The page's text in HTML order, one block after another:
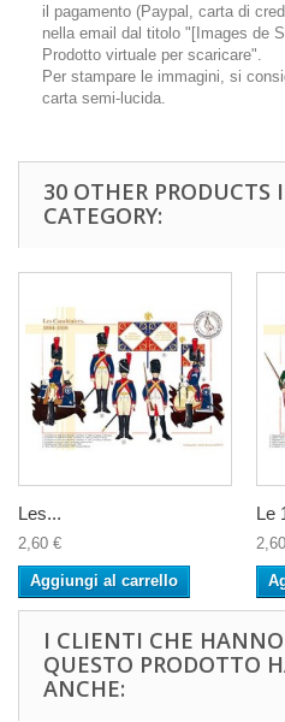
il pagamento (Paypal, carta di
nella email dal titolo "[Images de
Prodotto virtuale per scaricare".
Per stampare le immagini, si
carta semi-lucida.
30 OTHER PRODUCTS
CATEGORY:
Les...
2,60 €
Aggiungi al carrello
Le
I CLIENTI CHE
QUESTO PRODOTTO
ANCHE: